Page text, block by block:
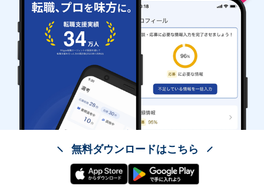
無料ダウンロードはこちら